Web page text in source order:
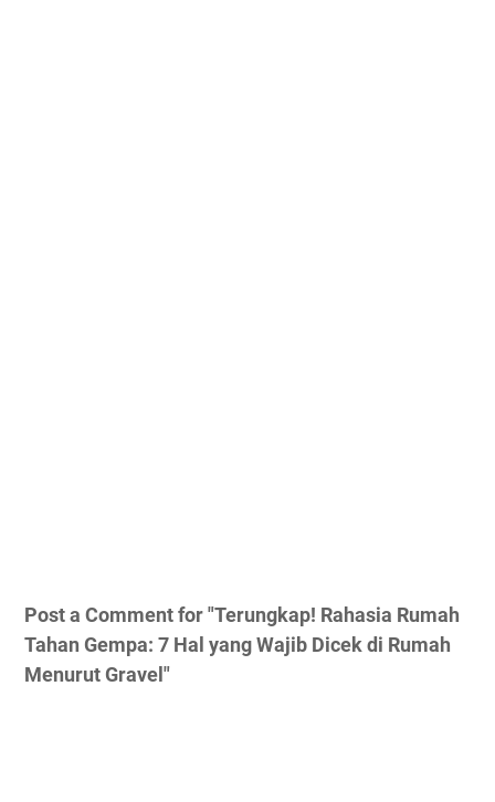
Post a Comment for "Terungkap! Rahasia Rumah
Tahan Gempa: 7 Hal yang Wajib Dicek di Rumah
Menurut Gravel"